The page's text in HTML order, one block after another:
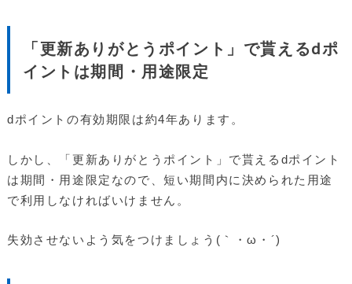
「更新ありがとうポイント」で貰えるdポ
イントは期間・用途限定
dポイントの有効期限は約4年あります。
しかし、「更新ありがとうポイント」で貰えるdポイント
は期間・用途限定なので、短い期間内に決められた用途
で利用しなければいけません。
失効させないよう気をつけましょう(｀・ω・´)ゞ